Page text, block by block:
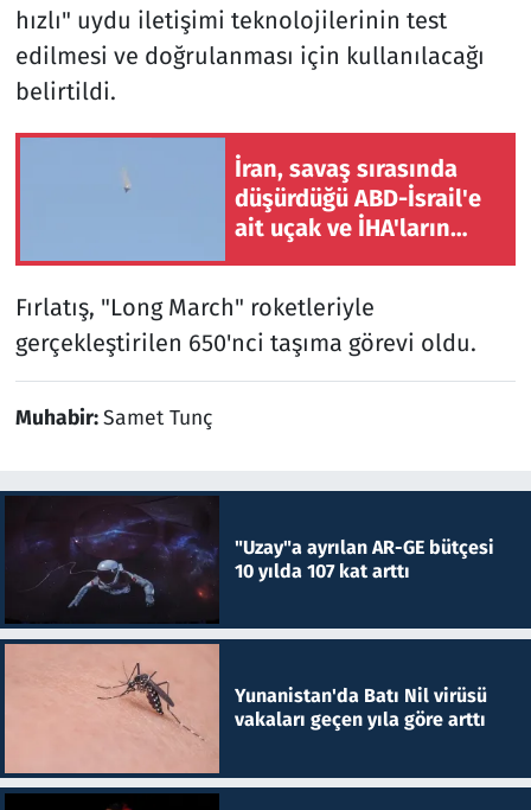
hızlı" uydu iletişimi teknolojilerinin test
edilmesi ve doğrulanması için kullanılacağı
belirtildi.
İran, savaş sırasında
düşürdüğü ABD-İsrail'e
ait uçak ve İHA'ların
Fırlatış, "Long March" roketleriyle
gerçekleştirilen 650'nci taşıma görevi oldu.
Muhabir:Samet Tunç
"Uzay"a ayrılan AR-GE bütçesi
10 yılda 107 kat arttı
Yunanistan'da Batı Nil virüsü
vakaları geçen yıla göre arttı